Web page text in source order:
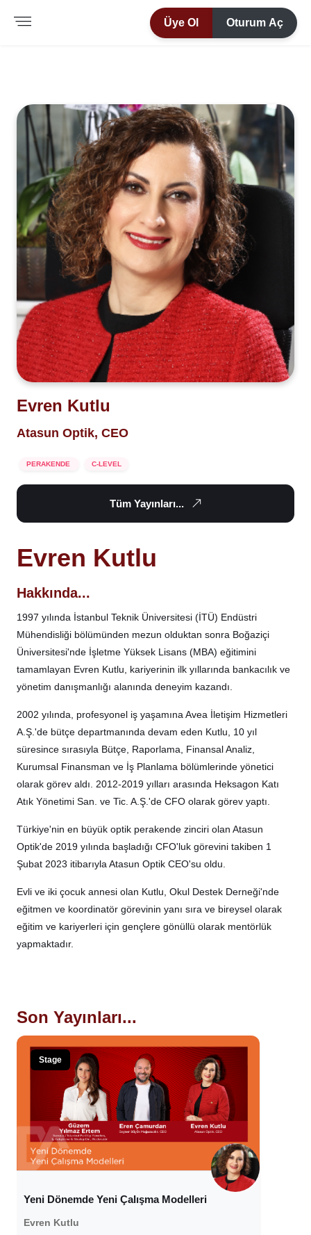
Üye Ol Oturum Aç
Evren Kutlu
Atasun Optik, CEO
PERAKENDE C-LEVEL
Tüm Yayınları...
Evren Kutlu
Hakkında...
1997 yılında İstanbul Teknik Üniversitesi (İTÜ) Endüstri
Mühendisliği bölümünden mezun olduktan sonra Boğaziçi
Üniversitesi'nde İşletme Yüksek Lisans (MBA) eğitimini
tamamlayan Evren Kutlu, kariyerinin ilk yıllarında bankacılık ve
yönetim danışmanlığı alanında deneyim kazandı.
2002 yılında, profesyonel iş yaşamına Avea İletişim Hizmetleri
A.Ş.'de bütçe departmanında devam eden Kutlu, 10 yıl
süresince sırasıyla Bütçe, Raporlama, Finansal Analiz,
Kurumsal Finansman ve İş Planlama bölümlerinde yönetici
olarak görev aldı. 2012-2019 yılları arasında Heksagon Katı
Atık Yönetimi San. ve Tic. A.Ş.'de CFO olarak görev yaptı.
Türkiye'nin en büyük optik perakende zinciri olan Atasun
Optik'de 2019 yılında başladığı CFO'luk görevini takiben 1
Şubat 2023 itibarıyla Atasun Optik CEO'su oldu.
Evli ve iki çocuk annesi olan Kutlu, Okul Destek Derneği'nde
eğitmen ve koordinatör görevinin yanı sıra ve bireysel olarak
eğitim ve kariyerleri için gençlere gönüllü olarak mentörlük
yapmaktadır.
Son Yayınları...
Stage
Yeni Dönemde Yeni Çalışma Modelleri
Evren Kutlu